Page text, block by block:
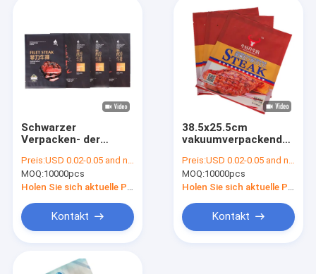
Vakuumverpackender Beutel
Verpackungsfolie Rolls
Stehen Sie oben Verpackenbeutel
Vakuumeichmeister Rolls
Vakuumsaugspeicher-Taschen
Seitenbeutel der dichtungs-drei
Reißverschluss-Verpackenbeutel
Schwarzer
Verpacken- der
500g 200g mit
Reißverschluss für
Fleisch
Preis:USD 0.02-0.05 and negotiation
MOQ:10000pcs
Holen Sie sich aktuelle Preis
Kontakt
38.5x25.5cm
vakuumverpackender
Siegelkissen-
Taschen-Verpacken
Preis:USD 0.02-0.05 and negotiation
MOQ:10000pcs
Holen Sie sich aktuelle Preis
Kontakt